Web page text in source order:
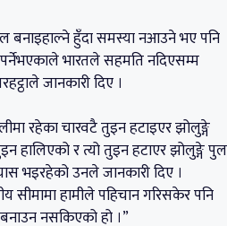
बनाइहाल्ने हुँदा समस्या नआउने भए पनि
भारतले सहमति नदिएसम्म
जानकारी दिए ।
रहेका चारवटै तुइन हटाइएर झोलुङ्गे
हालिएको र त्यो तुइन हटाएर झोलुङ्गे पुल
भइरहेको उनले जानकारी दिए ।
सीमामा हामीले पहिचान गरिसकेर पनि
नसकिएको हो ।”